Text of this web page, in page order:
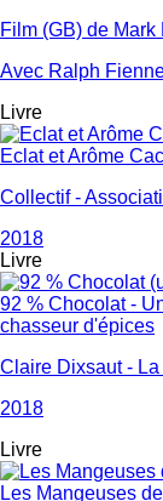
Film (GB) de
Avec Ralph
Livre
Eclat et Arôme
Collectif -
2018
Livre
92 % Chocolat -
chasseur d'épices
Claire Dixsaut -
2018
Livre
Les Mangeuses